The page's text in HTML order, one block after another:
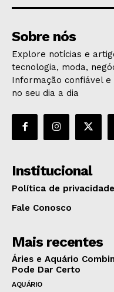
Sobre nós
Explore notícias e
tecnologia, moda,
Informação confiável
no seu dia a dia
Institucional
Política de privacidade
Fale Conosco
Mais recentes
Áries e Aquário
Pode Dar Certo
AQUÁRIO